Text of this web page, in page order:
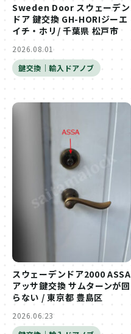
Sweden Door スウェーデン
ドア 鍵交換 GH-HORIジーエ
イチ・ホリ/ 千葉県 松戸市
2026.08.01
鍵交換｜輸入ドアノブ
スウェーデンドア2000 ASSA
アッサ鍵交換 サムターンが回
らない / 東京都 豊島区
2026.06.23